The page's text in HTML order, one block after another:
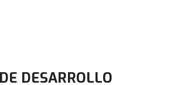
DESARROLLO